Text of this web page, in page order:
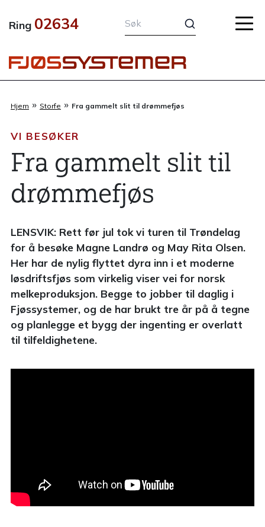
rett
innholdet
Ring 02634
Hjem » Storfe » Fra gammelt slit til drømmefjøs
VI BESØKER
Fra gammelt slit til
drømmefjøs
LENSVIK: Rett før jul tok vi turen til Trøndelag
for å besøke Magne Landrø og May Rita Olsen.
Her har de nylig flyttet dyra inn i et moderne
løsdriftsfjøs som virkelig viser vei for norsk
melkeproduksjon. Begge to jobber til daglig i
Fjøssystemer, og de har brukt tre år på å tegne
og planlegge et bygg der ingenting er overlatt
til tilfeldighetene.